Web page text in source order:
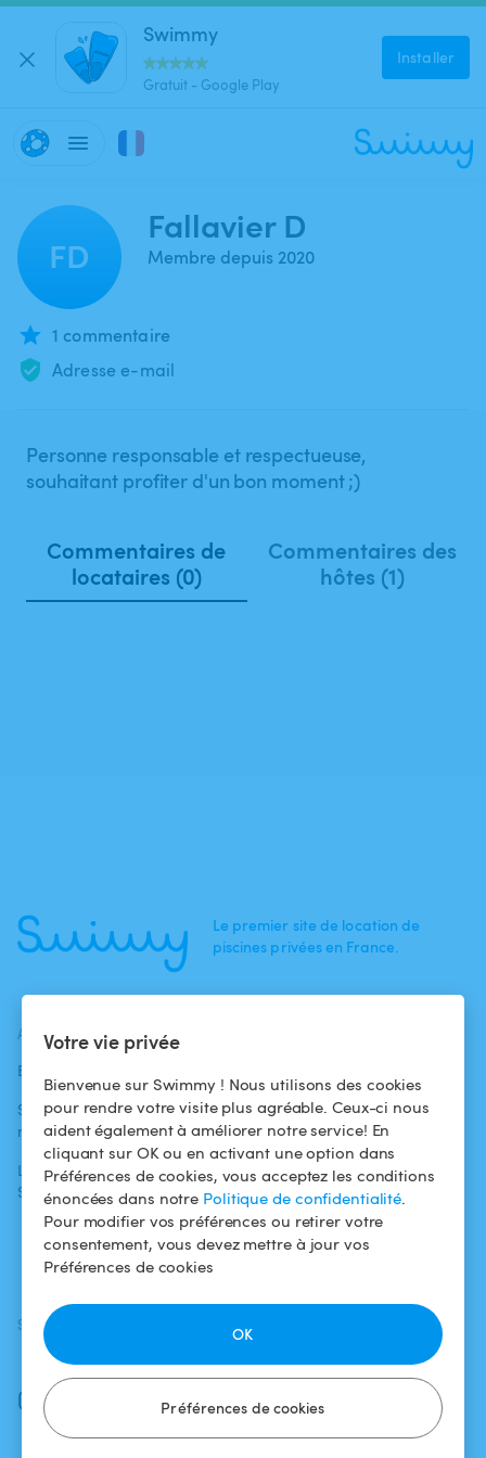
Votre vie privée
Bienvenue sur Swimmy ! Nous utilisons des cookies
pour rendre votre visite plus agréable. Ceux-ci nous
aident également à améliorer notre service! En
cliquant sur OK ou en activant une option dans
Préférences de cookies, vous acceptez les conditions
énoncées dans notre Politique de confidentialité.
Pour modifier vos préférences ou retirer votre
consentement, vous devez mettre à jour vos
Préférences de cookies
Préférences de cookies
OK
Swimmy
Gratuit - Google Play
Installer
FD
Fallavier D
Membre depuis 2020
1 commentaire
Adresse e-mail
Personne responsable et respectueuse,
souhaitant profiter d'un bon moment ;)
Commentaires de
locataires (0)
Commentaires des
hôtes (1)
Le premier site de location de
piscines privées en France.
ACTUALITÉS
Blog
Swimmy dans les
médias
L'aventure
Swimmy
baigneurs
Pour les
propriétaires
Louer ma piscine
Comment ça
marche ?
Conditions
d'utilisation
Politique de
confidentialité
Mentions légales
SUIVEZ-NOUS
Facebook
Instagram